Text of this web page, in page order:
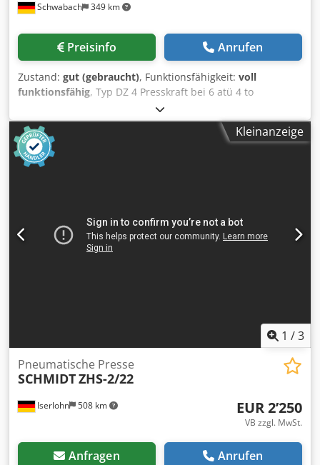
Schwabach 349 km
Preisinfo Anrufen
Zustand: gut (gebraucht), Funktionsfähigkeit: voll
funktionsfähig, Typ DZ 4 Presskraft bei 6 atü 4 to
Presskraft bei 12 atü 8 to Tischgröße B x T ca. 280 x 280
mm Einbauhöhe 350 mm Ausladung 160 mm Dkedpfxjzck
Uve Amaer
Kleinanzeige
1 /3
Iserlohn 508 km
Pneumatische Presse
SCHMIDTZHS-2/22
EUR 2’250
VB zzgl. MwSt.
Anfragen Anrufen